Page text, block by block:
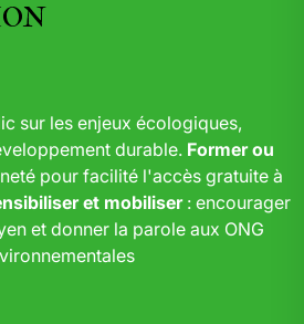
sur les enjeux écologiques,
durable. Former ou
pour facilité l'accès gratuite à
et mobiliser: encourager
et donner la parole aux ONG